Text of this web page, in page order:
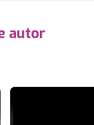
autor